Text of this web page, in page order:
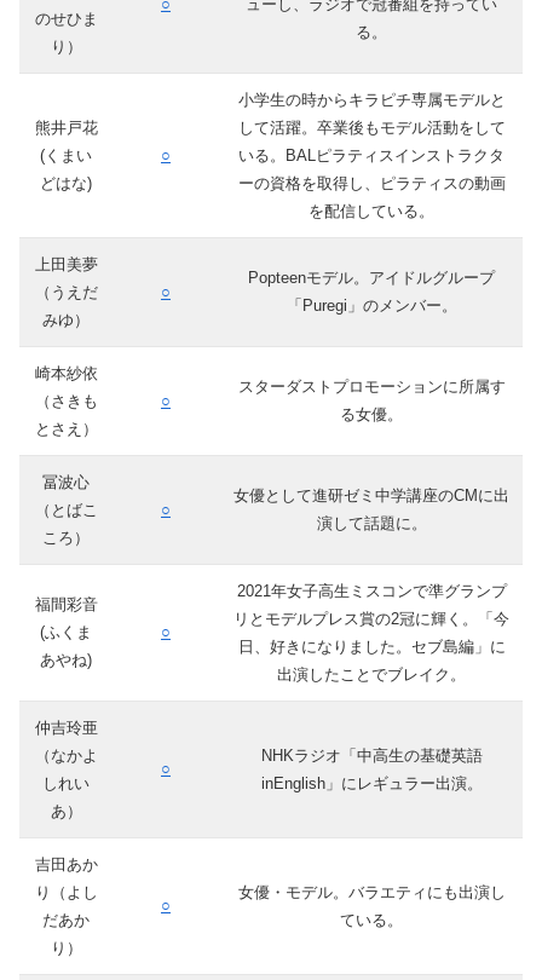
のせひま
り）
○
ューし、ラジオで冠番組を持ってい
る。
熊井戸花
(くまい
どはな)
○
小学生の時からキラピチ専属モデルと
して活躍。卒業後もモデル活動をして
いる。BALピラティスインストラクタ
ーの資格を取得し、ピラティスの動画
を配信している。
上田美夢
（うえだ
みゆ）
○
Popteenモデル。アイドルグループ
「Puregi」のメンバー。
崎本紗依
（さきも
とさえ）
○
スターダストプロモーションに所属す
る女優。
冨波心
（とばこ
ころ）
○
女優として進研ゼミ中学講座のCMに出
演して話題に。
福間彩音
(ふくま
あやね)
○
2021年女子高生ミスコンで準グランプ
リとモデルプレス賞の2冠に輝く。「今
日、好きになりました。セブ島編」に
出演したことでブレイク。
仲吉玲亜
（なかよ
しれい
あ）
○
NHKラジオ「中高生の基礎英語
inEnglish」にレギュラー出演。
吉田あか
り（よし
だあか
り）
○
女優・モデル。バラエティにも出演し
ている。